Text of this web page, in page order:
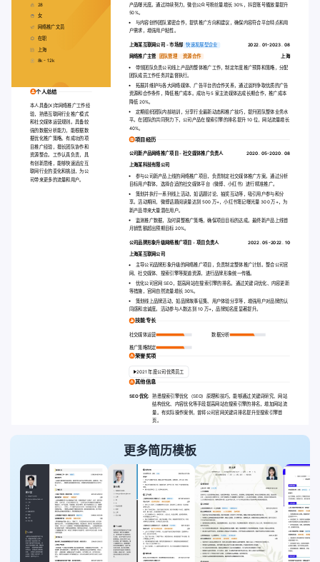
28
女
网络推广文员
在职
上海
8k - 12k
个人总结
本人具备[X]年网络推广工作经
验，熟悉互联网行业推广模式
和社交媒体运营规则。具备较
强的数据分析能力，能根据数
据优化推广策略。有成功的项
目推广经验，擅长团队协作和
资源整合。工作认真负责，具
有创新思维，能够快速适应互
联网行业的变化和挑战，为公
司带来更多的流量和用户。
产品曝光度。通过持续努力，微信公众号粉丝量增长 30%，抖音账号播放量提升
50%。
与内容创作团队紧密合作，提供推广方向和建议，确保内容符合平台特点和用
户需求，增强用户粘性。
上海某互联网公司 -市场部 快速发展型企业
2022 . 01-2023 . 08
网络推广主管
团队管理 资源合作
上海
带领团队负责公司线上产品的整体推广工作，制定年度推广预算和策略，分配
团队成员工作任务并监督执行。
拓展并维护与各大网络媒体、广告平台的合作关系，通过谈判争取优质的广告
资源和合作条件，降低推广成本。成功与 5 家主流媒体达成长期合作，推广成本
降低 20%。
定期组织团队内部培训，分享行业最新动态和推广技巧，提升团队整体业务水
平。在团队的共同努力下，公司产品在搜索引擎的排名提升 10 位，网站流量增长
40%。
项目经历
公司新产品网络推广项目 -社交媒体推广负责人
2020 . 05-2020 . 08
上海某科技有限公司
参与公司新产品上线的网络推广项目，负责制定社交媒体推广方案。通过分析
目标用户群体，选择合适的社交媒体平台（微博、小红书）进行精准推广。
策划并执行一系列线上活动，如话题讨论、抽奖互动等，吸引用户参与和分
享。活动期间，微博话题阅读量达到 500 万+，小红书笔记曝光量 300 万+，为
新产品带来大量潜在用户。
监测推广数据，及时调整推广策略，确保项目目标的达成。最终新产品上线首
月销售额超出预期目标 20%。
公司品牌形象升级网络推广项目 -项目负责人
2022 . 05-2022 . 10
上海某互联网公司
主导公司品牌形象升级的网络推广项目，负责制定整体推广计划。整合公司官
网、社交媒体、搜索引擎等渠道资源，进行品牌形象统一传播。
优化公司官网 SEO，提高网站在搜索引擎的排名。通过关键词优化、内容更新
等措施，官网自然流量增长 30%。
策划线上品牌活动，如品牌故事征集、用户体验分享等，增强用户对品牌的认
同感和忠诚度。活动参与人数达到 10 万+，品牌知名度显著提升。
技能专长
社交媒体运营 数据分析
推广策略制定
荣誉奖项
2021 年度公司优秀员工
其他信息
SEO 优化: 熟悉搜索引擎优化（SEO）原理和技巧，能够通过关键词研究、网站
结构优化、内容优化等手段提高网站在搜索引擎的排名，增加网站流
量。有实际操作案例，曾将公司官网关键词排名提升至搜索引擎首
页。
更多简历模板